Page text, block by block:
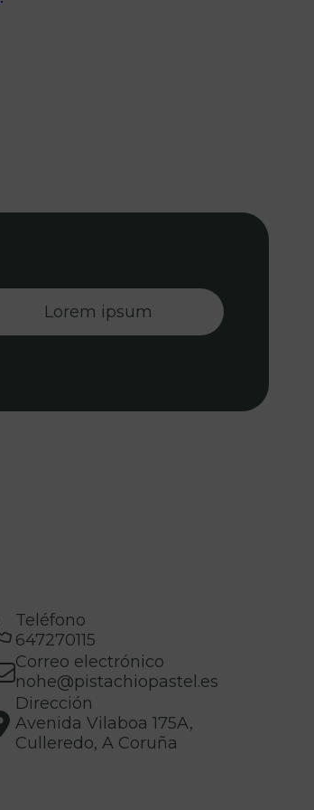
Lorem ipsum
Teléfono
647270115
Correo electrónico
nohe@pistachiopastel.es
Dirección
Avenida Vilaboa 175A,
Culleredo, A Coruña